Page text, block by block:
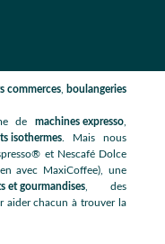
commerces
boulangeries
de machines expresso
isothermes. Mais nous
et Nescafé Dolce
avec MaxiCoffee), une
et gourmandises, des
aider chacun à trouver la